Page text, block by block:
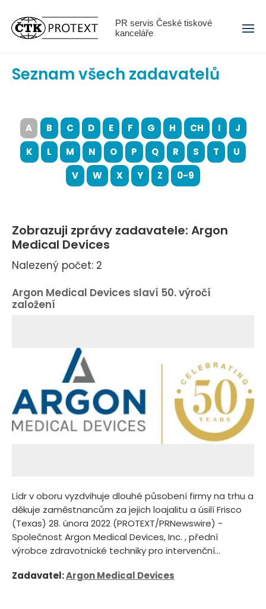
PR servis České tiskové
kanceláře
Menu
Seznam všech zadavatelů
A B C D E F G H CH I
J
K
L M N O P Q R S T
U
V
W X Y Z 0-9
Zobrazuji zprávy zadavatele: Argon
Medical Devices
Nalezený počet: 2
Argon Medical Devices slaví 50. výročí
založení
Lídr v oboru vyzdvihuje dlouhé působení firmy na trhu a
děkuje zaměstnancům za jejich loajalitu a úsilí Frisco
(Texas) 28. února 2022 (PROTEXT/PRNewswire) -
Společnost Argon Medical Devices, Inc. , přední
výrobce zdravotnické techniky pro intervenční...
Zadavatel:Argon Medical Devices